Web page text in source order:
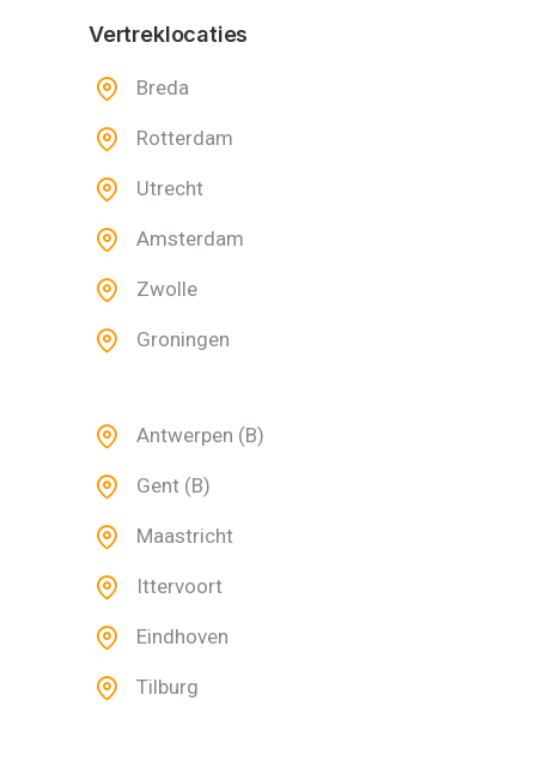
Vertreklocaties
Breda
Rotterdam
Utrecht
Amsterdam
Zwolle
Groningen
Antwerpen (B)
Gent (B)
Maastricht
Ittervoort
Eindhoven
Tilburg